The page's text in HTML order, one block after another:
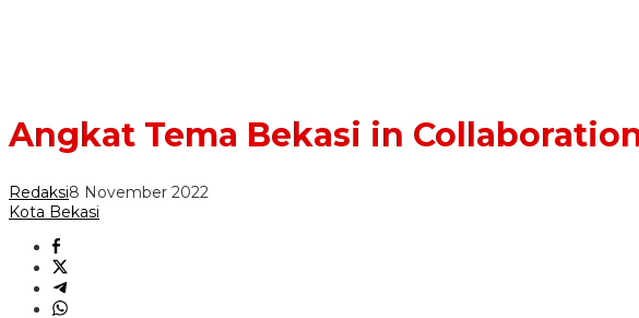
Angkat Tema Bekasi in
Redaksi8 November 2022
Kota Bekasi